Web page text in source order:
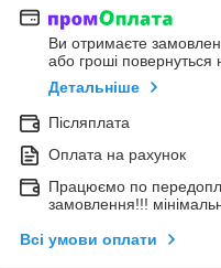
Ви отримаєте
або гроші повернуться
Детальніше
Післяплата
Оплата на рахунок
Працюємо по
замовлення!!!
Всі умови оплати